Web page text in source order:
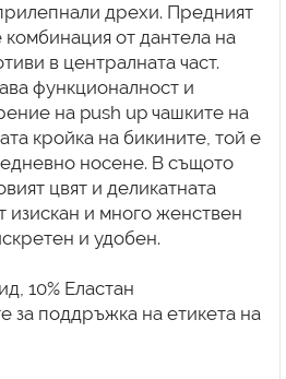
дрехи. Предният
от дантела на
в централната част.
функционалност и
на push up чашките на
кройка на бикините, той е
носене. В същото
цвят и деликатната
изискан и много женствен
и удобен.
10% Еластан
за поддръжка на етикета на